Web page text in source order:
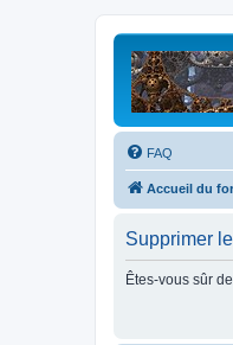
FAQ
Accueil du
Supprimer
Êtes-vous sûr